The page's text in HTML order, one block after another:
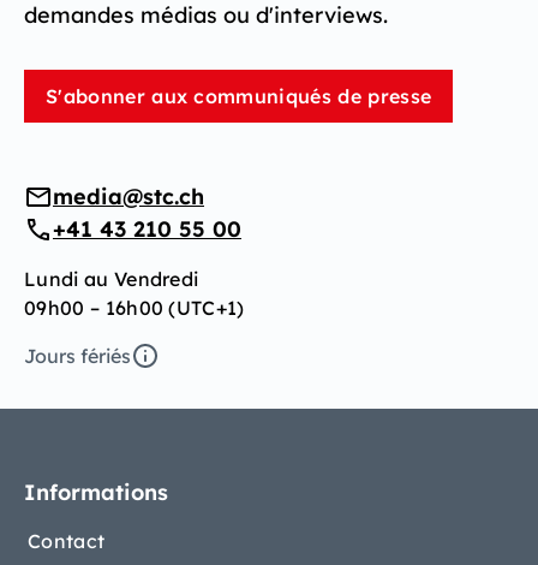
demandes médias ou d'interviews.
S'abonner aux communiqués de presse
media@stc.ch
+41 43 210 55 00
Lundi au Vendredi
09h00 – 16h00 (UTC+1)
Jours fériés
Informations
Contact